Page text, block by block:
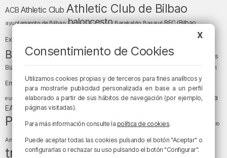
ACB Athletic Club Athletic Club de Bilbao
ayuntamiento de Bilbao baloncesto Barakaldo Basauri BEC (Bilbao
Exhibition Center) Bizkaia
Bizkaia y sus comarcas Copa del Rey cultura
Cáritas
Bizkaia
Deusto Diócesis de Bilbao Egunon Bizkaia el tiempo Enkarterri
Ernesto Valverde Ertzaintza Euskadi (País Vasco)
euskera fiestas fútbol Gobierno vasco juanma jubera LaLiga LaLiga
EA Sports Liga Endesa
Política religión San Mamés sociedadsucesos Teatro
Arriaga tiempotiempo atmosféricotráfico
tráfico en Bizkaia
X
Consentimiento de Cookies
Utilizamos cookies propias y de terceros para fines analíticos y
para mostrarle publicidad personalizada en base a un perfil
elaborado a partir de sus hábitos de navegación (por ejemplo,
páginas visitadas).
Para más información consulte la política de cookies.
Puede aceptar todas las cookies pulsando el botón "Aceptar" o
configurarlas o rechazar su uso pulsando el botón "Configurar".